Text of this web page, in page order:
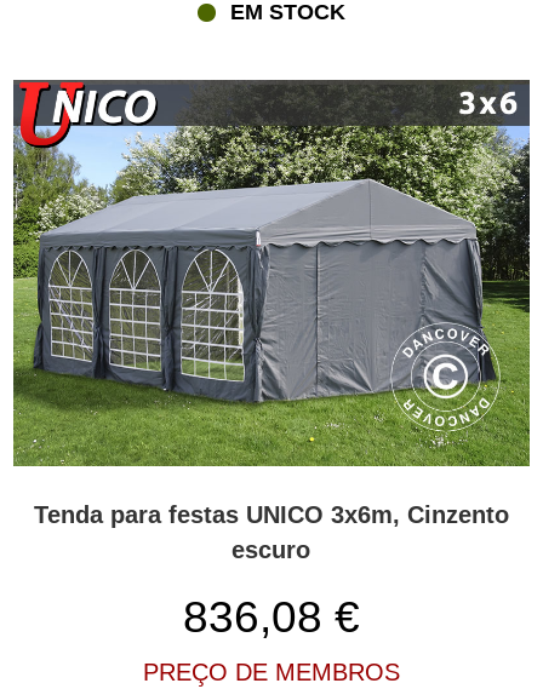
EM STOCK
Tenda para festas UNICO 3x6m, Cinzento
escuro
836,08 €
PREÇO DE MEMBROS